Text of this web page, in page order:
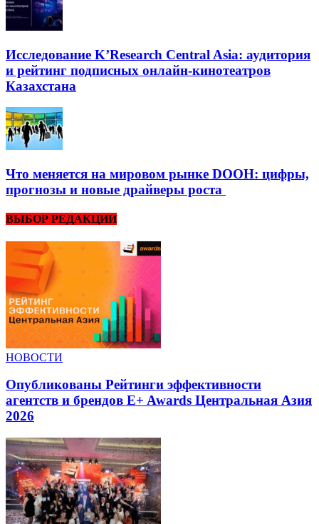
Исследование K’Research Central Asia: аудитория
и рейтинг подписных онлайн-кинотеатров
Казахстана
Что меняется на мировом рынке DOOH: цифры,
прогнозы и новые драйверы роста
ВЫБОР РЕДАКЦИИ
НОВОСТИ
Опубликованы Рейтинги эффективности
агентств и брендов E+ Awards Центральная Азия
2026